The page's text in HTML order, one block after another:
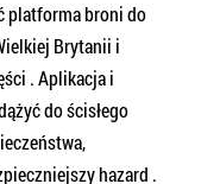
platforma broni do
Brytanii i
. Aplikacja i
do ścisłego
hazard .